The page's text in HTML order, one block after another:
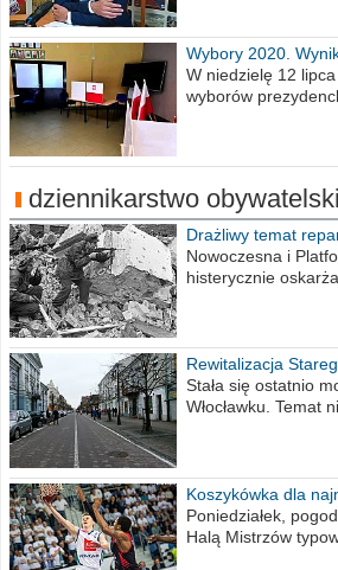
Wybory 2020.
procent obwodów
W niedzielę 12
wyborów
dziennikarstwo
Drażliwy temat
Nowoczesna i
histerycznie
Rewitalizacja
Stała się ostatnio
Włocławku. Temat
Koszykówka dla
Poniedziałek,
Halą Mistrzów